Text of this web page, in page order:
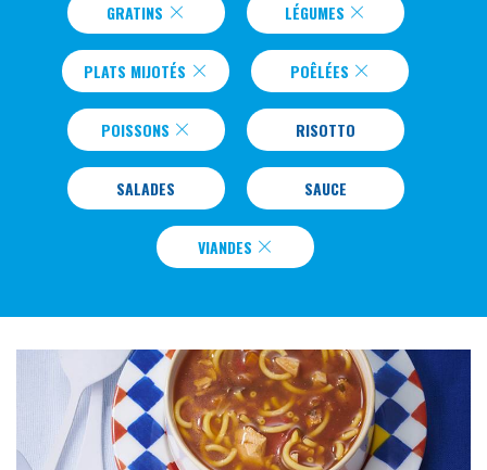
GRATINS LÉGUMES
PLATS MIJOTÉS POÊLÉES
POISSONS RISOTTO
SALADES SAUCE
VIANDES